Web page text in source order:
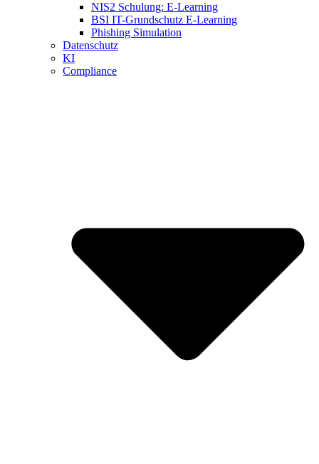
NIS2 Schulung: E-Learning
BSI IT-Grundschutz E-Learning
Phishing Simulation
Datenschutz
KI
Compliance